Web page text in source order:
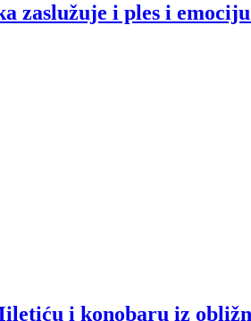
zaslužuje i ples i
i konobaru iz